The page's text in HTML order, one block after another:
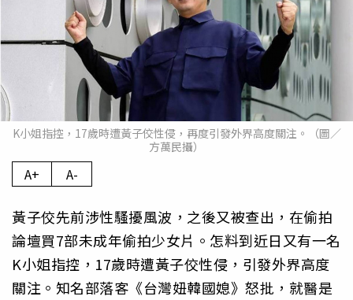
K小姐指控，17歲時遭黃子佼性侵，再度引發外界高度關注。（圖／
方萬民攝）
A+ A-
黃子佼先前涉性騷擾風波，之後又被查出，在偷拍
論壇買7部未成年偷拍少女片。怎料到近日又有一名
K小姐指控，17歲時遭黃子佼性侵，引發外界高度
關注。知名部落客《台灣妞韓國媳》怒批，就醫是